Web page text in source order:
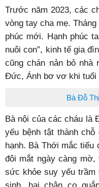
Trước năm 2023, các
vòng tay cha mẹ.
phúc mới. Hạnh phúc
nuôi con”, kinh tế gia
cũng chán nản bỏ nhà
Đức, Ánh bơ vơ khi tuổi
Bà Đỗ
Bà nội của các cháu là
yếu bệnh tật thành
hạnh. Bà Thới mắc tiểu
đôi mắt ngày càng mờ,
sức khỏe suy yếu trầm
sinh, hai chân co